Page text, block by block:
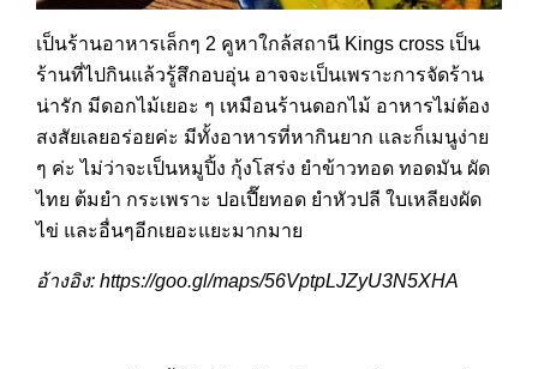
เป็นร้านอาหารเล็กๆ 2 คูหาใกล้สถานี Kings cross เป็น
ร้านที่ไปกินแล้วรู้สึกอบอุ่น อาจจะเป็นเพราะการจัดร้าน
น่ารัก มีดอกไม้เยอะ ๆ เหมือนร้านดอกไม้ อาหารไม่ต้อง
สงสัยเลยอร่อยค่ะ มีทั้งอาหารที่หากินยาก และก็เมนูง่าย
ๆ ค่ะ ไม่ว่าจะเป็นหมูปิ้ง กุ้งโสร่ง ยำข้าวทอด ทอดมัน ผัด
ไทย ต้มยำ กระเพราะ ปอเปี๊ยทอด ยำหัวปลี ใบเหลียงผัด
ไข่ และอื่นๆอีกเยอะแยะมากมาย
อ้างอิง: https://goo.gl/maps/56VptpLJZyU3N5XHA